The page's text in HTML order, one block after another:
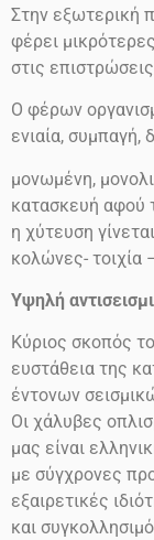
Στην εξωτερική
φέρει
στις
Ο φέρων
ενιαία, συμπαγή,
μονωμένη,
κατασκευή αφού
η χύτευση
κολώνες- τοιχία
Υψηλή
Κύριος σκοπός
ευστάθεια της
έντονων
Οι χάλυβες
μας είναι
με σύγχρονες
εξαιρετικές
και